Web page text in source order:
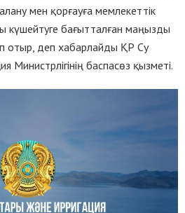
мен қорғауға мемлекеттік
күшейтуге бағытталған маңызды
отыр, деп хабарлайды ҚР Су
Министрлігінің баспасөз қызметі.